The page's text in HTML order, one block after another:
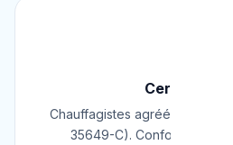
Certifié &
Chauffagistes agréés Cerga/
35649-C). Conformes aux